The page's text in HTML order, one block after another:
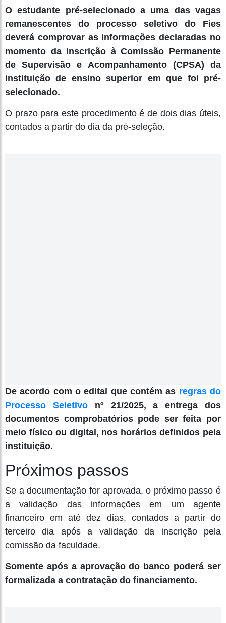
O estudante pré-selecionado a uma das vagas
remanescentes do processo seletivo do Fies
deverá comprovar as informações declaradas no
momento da inscrição à Comissão Permanente
de Supervisão e Acompanhamento (CPSA) da
instituição de ensino superior em que foi pré-
selecionado.
O prazo para este procedimento é de dois dias úteis,
contados a partir do dia da pré-seleção.
De acordo com o edital que contém as regras do
Processo Seletivonº 21/2025, a entrega dos
documentos comprobatórios pode ser feita por
meio físico ou digital, nos horários definidos pela
instituição.
Próximos passos
Se a documentação for aprovada, o próximo passo é
a validação das informações em um agente
financeiro em até dez dias, contados a partir do
terceiro dia após a validação da inscrição pela
comissão da faculdade.
Somente após a aprovação do banco poderá ser
formalizada a contratação do financiamento.